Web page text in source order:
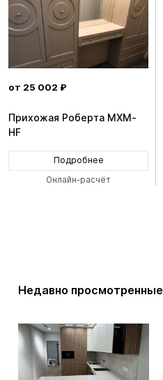
от 25 002 ₽
Прихожая Роберта MXM-
HF
Подробнее
Онлайн-расчёт
Недавно просмотренные